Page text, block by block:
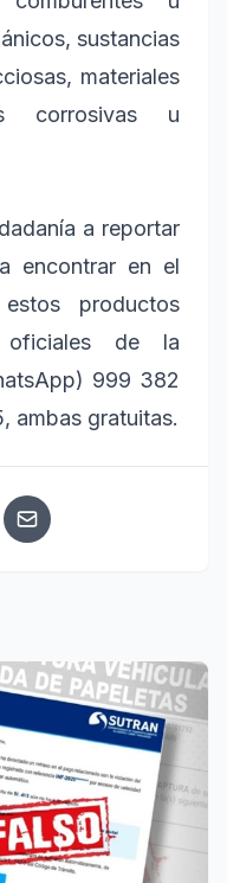
sustancias
materiales
corrosivas u
a reportar
encontrar en el
productos
oficiales de la
999 382
ambas gratuitas.